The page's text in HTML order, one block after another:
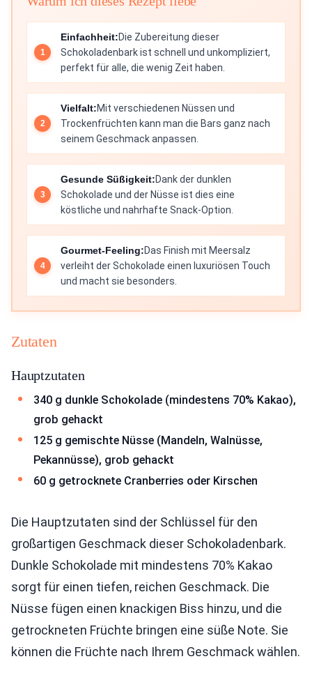
Einfachheit:Die Zubereitung dieser
Schokoladenbark ist schnell und unkompliziert,
perfekt für alle, die wenig Zeit haben.
Vielfalt:Mit verschiedenen Nüssen und
Trockenfrüchten kann man die Bars ganz nach
seinem Geschmack anpassen.
Gesunde Süßigkeit:Dank der dunklen
Schokolade und der Nüsse ist dies eine
köstliche und nahrhafte Snack-Option.
Gourmet-Feeling:Das Finish mit Meersalz
verleiht der Schokolade einen luxuriösen Touch
und macht sie besonders.
Zutaten
Hauptzutaten
340 g dunkle Schokolade (mindestens 70% Kakao),
grob gehackt
125 g gemischte Nüsse (Mandeln, Walnüsse,
Pekannüsse), grob gehackt
60 g getrocknete Cranberries oder Kirschen
Die Hauptzutaten sind der Schlüssel für den
großartigen Geschmack dieser Schokoladenbark.
Dunkle Schokolade mit mindestens 70% Kakao
sorgt für einen tiefen, reichen Geschmack. Die
Nüsse fügen einen knackigen Biss hinzu, und die
getrockneten Früchte bringen eine süße Note. Sie
können die Früchte nach Ihrem Geschmack wählen.